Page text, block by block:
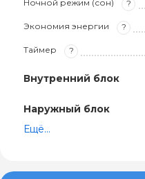
Ночной режим (сон) ?
Экономия энергии ?
Таймер ?
Внутренний блок
Наружный блок
Ещё...